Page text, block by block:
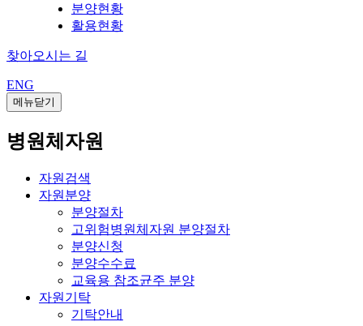
분양현황
활용현황
찾아오시는 길
ENG
메뉴닫기
병원체자원
자원검색
자원분양
분양절차
고위험병원체자원 분양절차
분양신청
분양수수료
교육용 참조균주 분양
자원기탁
기탁안내